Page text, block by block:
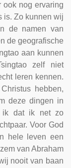
ook nog ervaring
is. Zo kunnen wij
de namen van
de geografische
aan kunnen
zelf niet
leren kennen.
hebben,
deze dingen in
ik dat ik net zo
Voor God
hele leven een
van Abraham
nooit van baan